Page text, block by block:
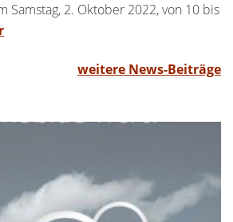
Samstag, 2. Oktober 2022, von 10 bis
weitere News-Beiträge